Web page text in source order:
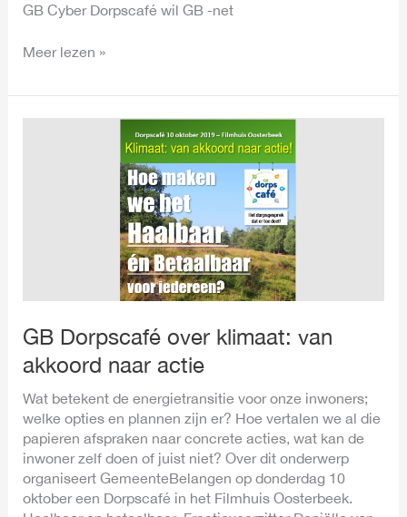
GB Cyber Dorpscafé wil GB -net
Meer lezen »
GB Dorpscafé over klimaat: van
akkoord naar actie
Wat betekent de energietransitie voor onze inwoners;
welke opties en plannen zijn er? Hoe vertalen we al die
papieren afspraken naar concrete acties, wat kan de
inwoner zelf doen of juist niet? Over dit onderwerp
organiseert GemeenteBelangen op donderdag 10
oktober een Dorpscafé in het Filmhuis Oosterbeek.